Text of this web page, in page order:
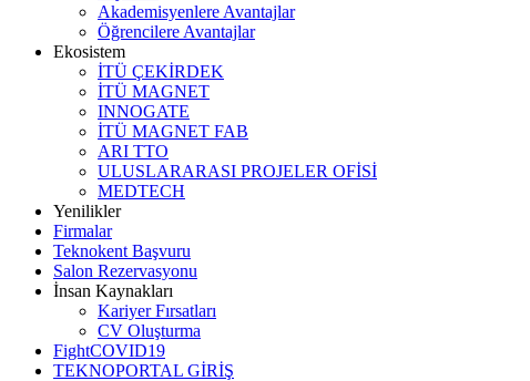
Akademisyenlere Avantajlar
Öğrencilere Avantajlar
Ekosistem
İTÜ ÇEKİRDEK
İTÜ MAGNET
INNOGATE
İTÜ MAGNET FAB
ARI TTO
ULUSLARARASI PROJELER OFİSİ
MEDTECH
Yenilikler
Firmalar
Teknokent Başvuru
Salon Rezervasyonu
İnsan Kaynakları
Kariyer Fırsatları
CV Oluşturma
FightCOVID19
TEKNOPORTAL GİRİŞ